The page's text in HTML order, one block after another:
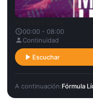
00:00 - 08:00
Continuidad
Escuchar
A continuación:Fórmula